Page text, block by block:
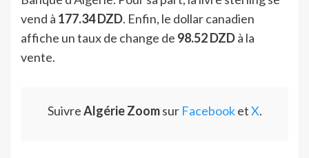
vend à 177.34 DZD. Enfin, le dollar canadien
affiche un taux de change de 98.52 DZDà la
vente.
SuivreAlgérie Zoomsur FacebooketX.